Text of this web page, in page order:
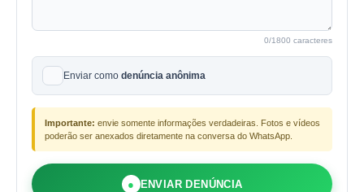
0/1800 caracteres
Enviar como denúncia anônima
Importante: envie somente informações verdadeiras. Fotos e vídeos
poderão ser anexados diretamente na conversa do WhatsApp.
● ENVIAR DENÚNCIA